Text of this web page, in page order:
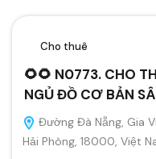
Cho thuê
🌻🌻 N0773. CHO
NGỦ ĐỒ CƠ BẢN
Đường Đà Nẵng, Gia
Hải Phòng, 18000, Việt